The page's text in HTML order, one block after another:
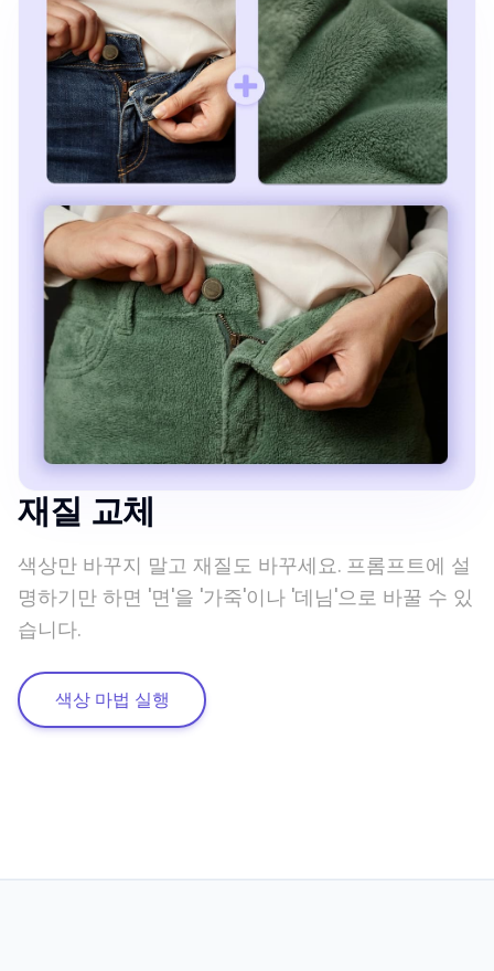
재질 교체
색상만 바꾸지 말고 재질도 바꾸세요. 프롬프트에 설
명하기만 하면 '면'을 '가죽'이나 '데님'으로 바꿀 수 있
습니다.
색상 마법 실행